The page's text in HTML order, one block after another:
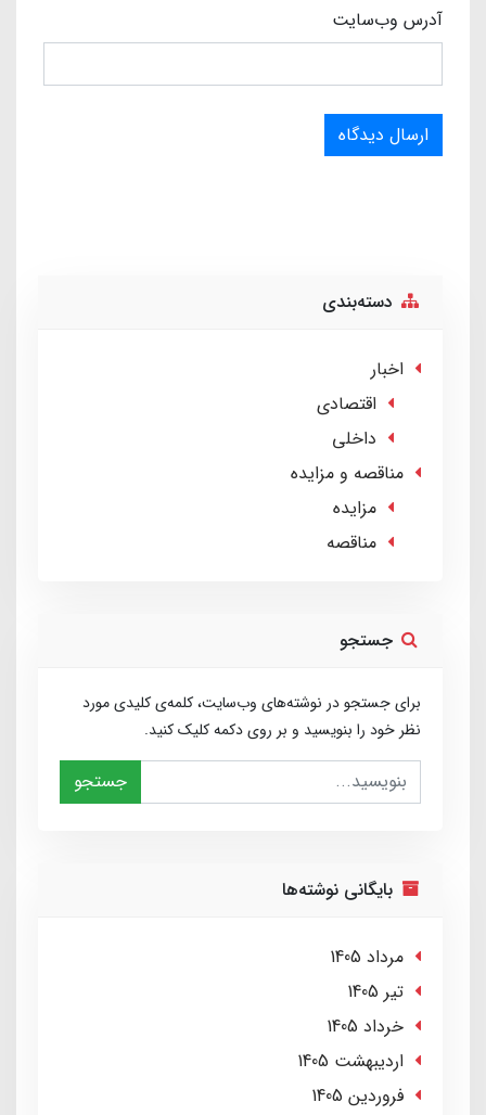
آدرس وب‌سایت
ارسال دیدگاه
دسته‌بندی
اخبار
اقتصادی
داخلی
مناقصه و مزایده
مزایده
مناقصه
جستجو
برای جستجو در نوشته‌های وب‌سایت، کلمه‌ی کلیدی مورد
نظر خود را بنویسید و بر روی دکمه کلیک کنید.
جستجو
بایگانی نوشته‌ها
مرداد 1405
تير 1405
خرداد 1405
ارديبهشت 1405
فروردین 1405